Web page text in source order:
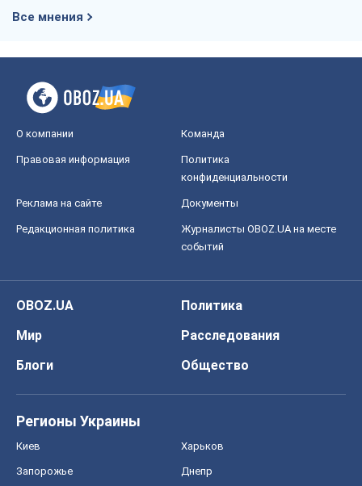
Все мнения
О компании Команда
Правовая информация
Политика
конфиденциальности
Реклама на сайте Документы
Редакционная политика
Журналисты OBOZ.UA на месте
событий
OBOZ.UA
Политика
Мир
Расследования
Блоги
Общество
Регионы Украины
Киев Харьков
Запорожье Днепр